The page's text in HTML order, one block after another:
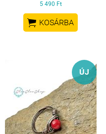
5 490 Ft
 KOSÁRBA
ÚJ